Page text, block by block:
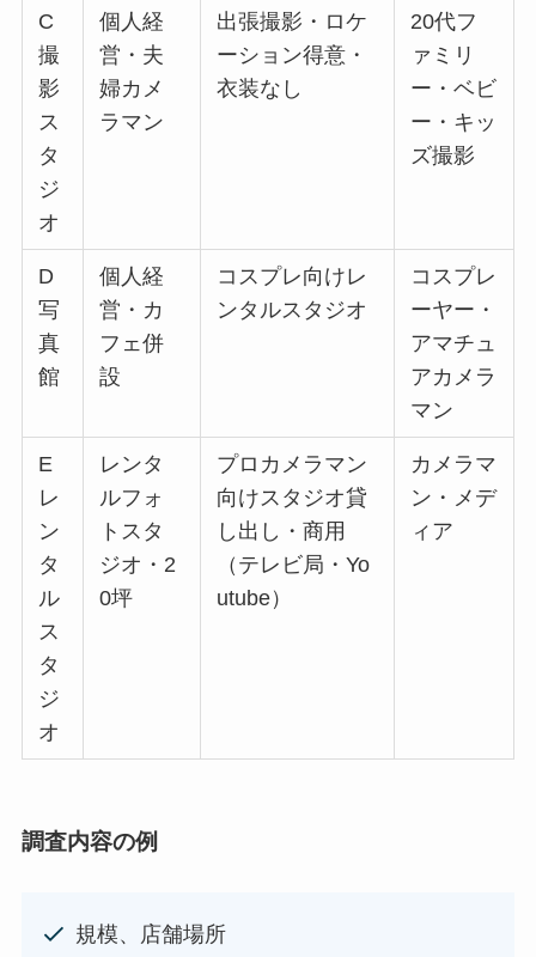
C
撮
影
ス
タ
ジ
オ
個人経
営・夫
婦カメ
ラマン
出張撮影・ロケ
ーション得意・
衣装なし
20代フ
ァミリ
ー・ベビ
ー・キッ
ズ撮影
D
写
真
館
個人経
営・カ
フェ併
設
コスプレ向けレ
ンタルスタジオ
コスプレ
ーヤー・
アマチュ
アカメラ
マン
E
レ
ン
タ
ル
ス
タ
ジ
オ
レンタ
ルフォ
トスタ
ジオ・2
0坪
プロカメラマン
向けスタジオ貸
し出し・商用
（テレビ局・Yo
utube）
カメラマ
ン・メデ
ィア
調査内容の例
規模、店舗場所